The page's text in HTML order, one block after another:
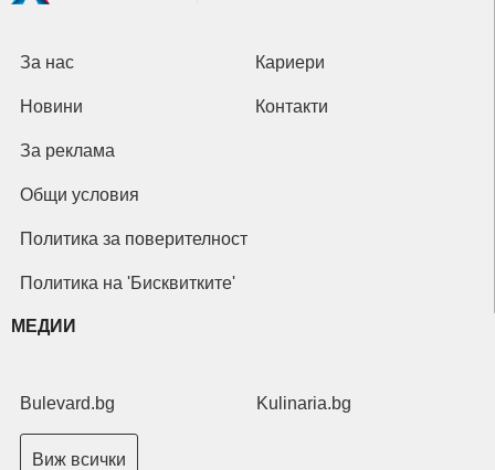
За нас Кариери
Новини Контакти
За реклама
Общи условия
Политика за поверителност
Политика на 'Бисквитките'
МЕДИИ
Bulevard.bg Kulinaria.bg
Виж всички